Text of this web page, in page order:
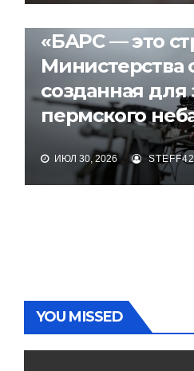
«БАРС — это
Министерства
созданная
пермского
ИЮЛ 30, 2026 STEFF42
YOU MISSED